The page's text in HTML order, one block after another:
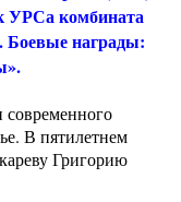
УРСа комбината
Боевые награды:
В пятилетнем
Григорию